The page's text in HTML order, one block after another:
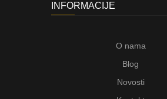
INFORMACIJE
O nama
Blog
Novosti